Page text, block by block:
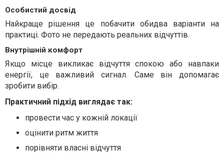
Особистий досвід
Найкраще рішення це побачити обидва варіанти на
практиці. Фото не передають реальних відчуттів.
Внутрішній комфорт
Якщо місце викликає відчуття спокою або навпаки
енергії, це важливий сигнал. Саме він допомагає
зробити вибір.
Практичний підхід виглядає так:
провести час у кожній локації
оцінити ритм життя
порівняти власні відчуття